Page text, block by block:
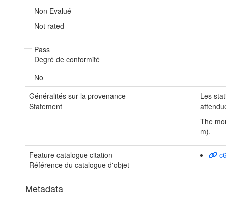
Non Evalué
Not rated
Pass
Degré de conformité
No
Généralités sur la provenance
Statement
Les
The
m).
Feature catalogue citation
Référence du catalogue d'objet
Metadata